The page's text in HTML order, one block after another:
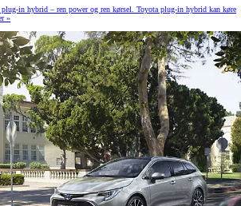
plug-in hybrid – ren power og ren kørsel. Toyota plug-in hybrid kan køre
»